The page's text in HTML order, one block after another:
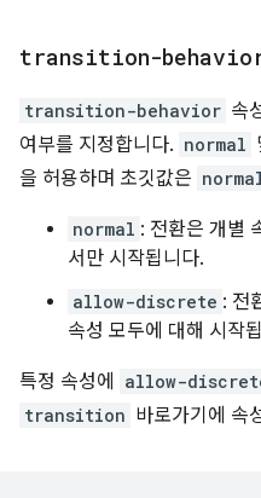
transition-
transition-behavior 속
여부를 지정합니다. normal
을 허용하며 초깃값은
normal : 전환은 개별
서만 시작됩니다.
allow-discrete : 전
속성 모두에 대해 시작
특정 속성에 allow-
transition 바로가기에 속